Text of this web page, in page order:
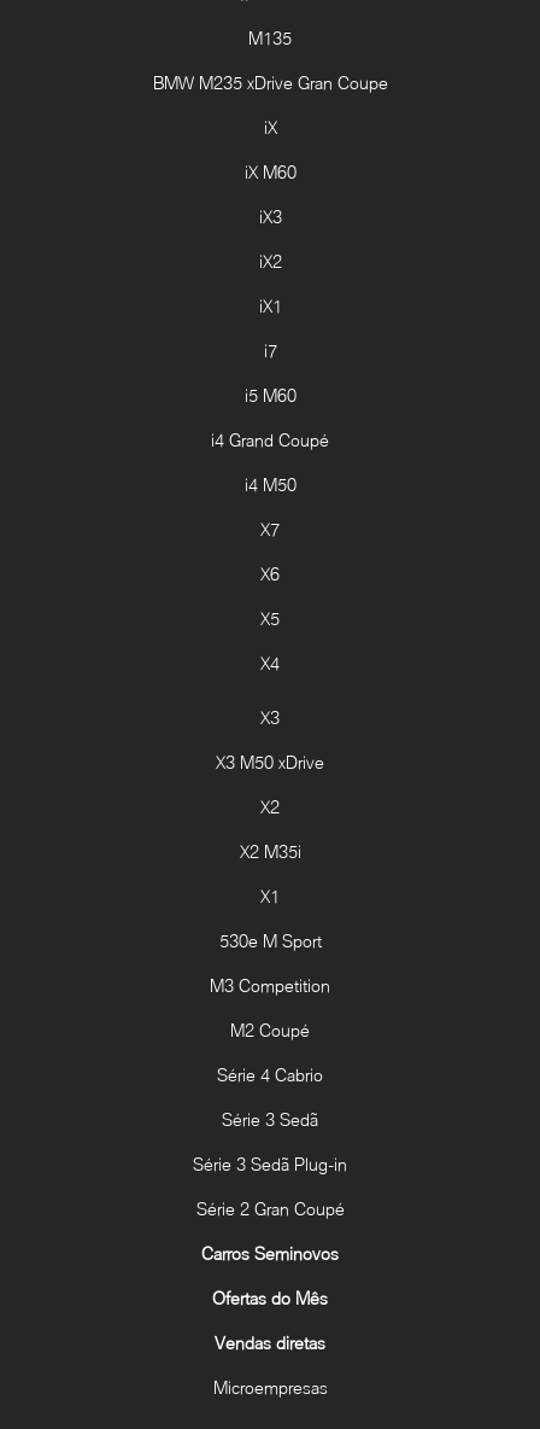
M135
BMW M235 xDrive Gran Coupe
iX
iX M60
iX3
iX2
iX1
i7
i5 M60
i4 Grand Coupé
i4 M50
X7
X6
X5
X4
X3
X3 M50 xDrive
X2
X2 M35i
X1
530e M Sport
M3 Competition
M2 Coupé
Série 4 Cabrio
Série 3 Sedã
Série 3 Sedã Plug-in
Série 2 Gran Coupé
Carros Seminovos
Ofertas do Mês
Vendas diretas
Microempresas